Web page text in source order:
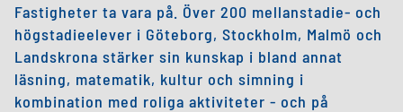
Fastigheter ta vara på. Över 200 mellanstadie- och
högstadieelever i Göteborg, Stockholm, Malmö och
Landskrona stärker sin kunskap i bland annat
läsning, matematik, kultur och simning i
kombination med roliga aktiviteter - och på